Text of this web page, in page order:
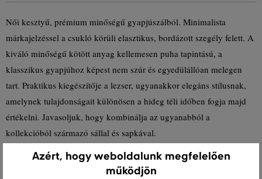
Női kesztyű, prémium minőségű gyapjúszálból. Minimalista
márkajelzéssel a csukló körüli elasztikus, bordázott szegély felett. A
kiváló minőségű kötött anyag kellemesen puha tapintású, a
klasszikus gyapjúhoz képest nem szúr és egyedülállóan melegen
tart. Praktikus kiegészítője a lezser, ugyanakkor elegáns stílusnak,
amelynek tulajdonságait különösen a hideg téli időben fogja majd
értékelni. Javasoljuk, hogy kombinálja az ugyanabból a
kollekcióból származó sállal és sapkával.
Termék kódja4930017-623-GC-207
Azért, hogy weboldalunk megfelelően
működjön